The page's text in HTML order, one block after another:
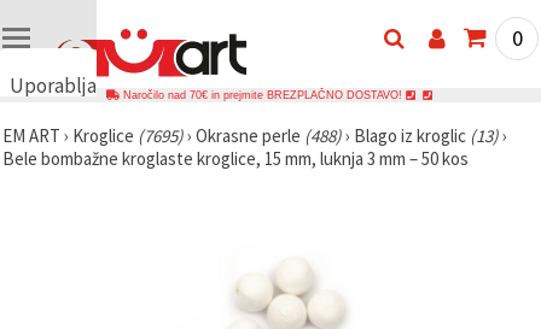
Uporabljamo
🍪
Uporabljamo
0
Naročilo nad 70€ in prejmite BREZPLAČNO DOSTAVO!
EM ART › Kroglice (7695)› Okrasne perle (488)› Blago iz kroglic (13)›
Bele bombažne kroglaste kroglice, 15 mm, luknja 3 mm – 50 kos